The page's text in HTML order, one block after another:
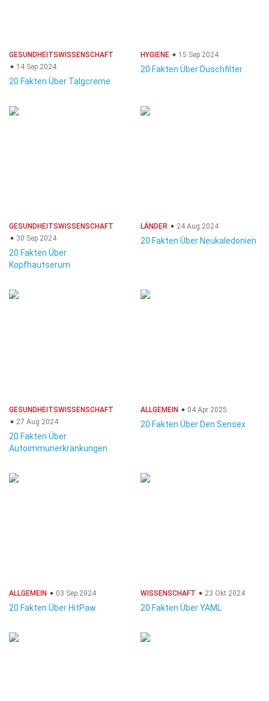
GESUNDHEITSWISSENSCHAFT
14 Sep 2024
20 Fakten Über Talgcreme
HYGIENE 15 Sep 2024
20 Fakten Über Duschfilter
GESUNDHEITSWISSENSCHAFT
30 Sep 2024
20 Fakten Über
Kopfhautserum
LÄNDER 24 Aug 2024
20 Fakten Über Neukaledonien
GESUNDHEITSWISSENSCHAFT
27 Aug 2024
20 Fakten Über
Autoimmunerkrankungen
ALLGEMEIN 04 Apr 2025
20 Fakten Über Den Sensex
ALLGEMEIN 03 Sep 2024
20 Fakten Über HitPaw
WISSENSCHAFT 23 Okt 2024
20 Fakten Über YAML